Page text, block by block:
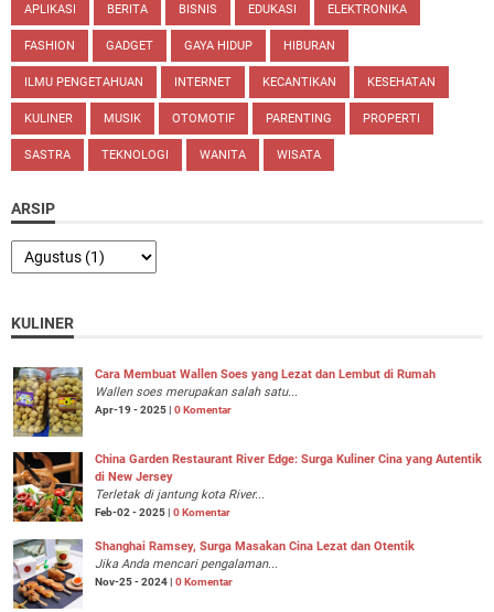
APLIKASI BERITA BISNIS EDUKASI ELEKTRONIKA
FASHION GADGET GAYA HIDUP HIBURAN
ILMU PENGETAHUAN INTERNET KECANTIKAN KESEHATAN
KULINER MUSIK OTOMOTIF PARENTING PROPERTI
SASTRA TEKNOLOGI WANITA WISATA
ARSIP
KULINER
Cara Membuat Wallen Soes yang Lezat dan Lembut di Rumah
Wallen soes merupakan salah satu...
Apr-19 - 2025 | 0 Komentar
China Garden Restaurant River Edge: Surga Kuliner Cina yang Autentik
di New Jersey
Terletak di jantung kota River...
Feb-02 - 2025 | 0 Komentar
Shanghai Ramsey, Surga Masakan Cina Lezat dan Otentik
Jika Anda mencari pengalaman...
Nov-25 - 2024 | 0 Komentar